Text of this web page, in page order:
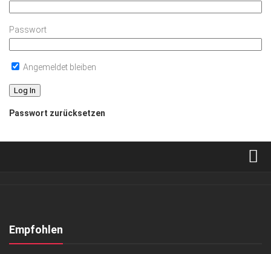
Passwort
Angemeldet bleiben
Passwort zurücksetzen
Kontakt, Impressum
Empfohlen